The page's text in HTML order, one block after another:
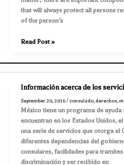
TODAS
las
que
that will always protect all persons
of the person’s
All
to
New
York
have
the
right
to
be
protected
Read Post »
Información acerca de los
September 20, 2016/ consulado, derechos,
México tiene un programa de ayuda
encuentran en los Estados Unidos,
una serie de servicios que otorga el
diferentes dependencias del
consulares, facilidades para
discriminación y ser recibido en